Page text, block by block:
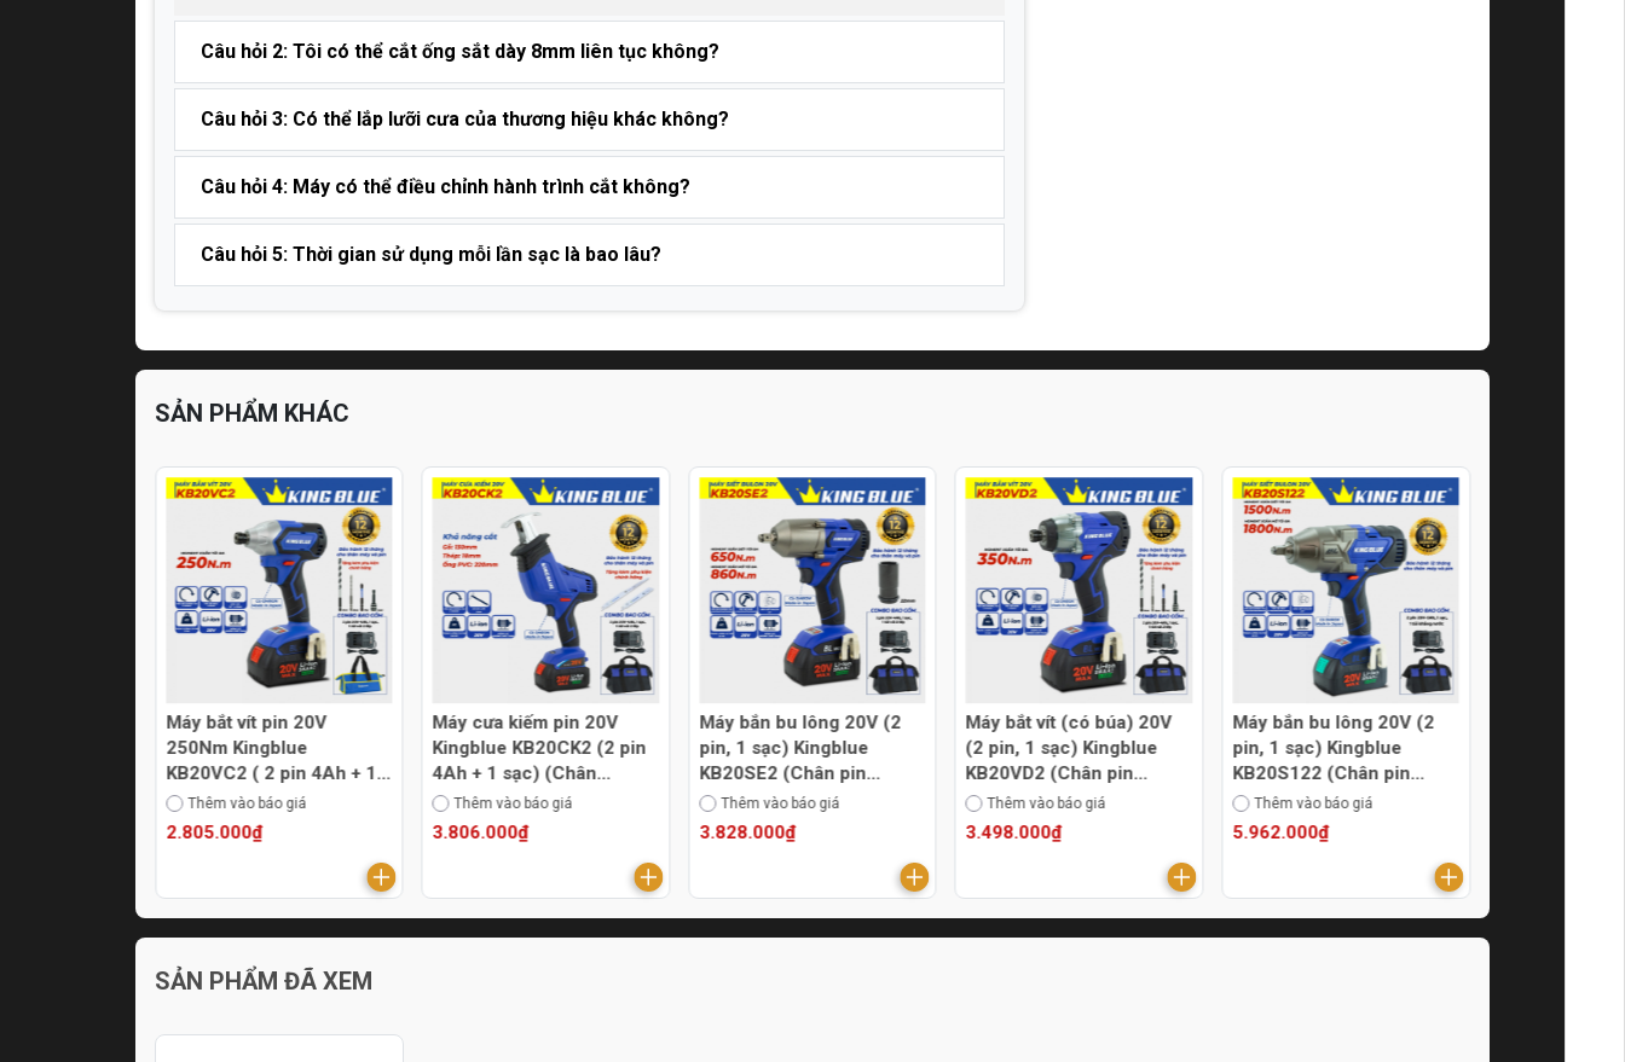
Câu hỏi 2: Tôi có thể cắt ống sắt dày 8mm liên tục không?
Câu hỏi 3: Có thể lắp lưỡi cưa của thương hiệu khác không?
Câu hỏi 4: Máy có thể điều chỉnh hành trình cắt không?
Câu hỏi 5: Thời gian sử dụng mỗi lần sạc là bao lâu?
SẢN PHẨM KHÁC
Máy bắt vít pin 20V
250Nm Kingblue
KB20VC2 ( 2 pin 4Ah + 1
sạc) (Chân Bosch)
Thêm vào báo giá
2.805.000₫
Máy cưa kiếm pin 20V
Kingblue KB20CK2 (2 pin
4Ah + 1 sạc) (Chân
Bosch)
Thêm vào báo giá
3.806.000₫
Máy bắn bu lông 20V (2
pin, 1 sạc) Kingblue
KB20SE2 (Chân pin
Bosch)
Thêm vào báo giá
3.828.000₫
Máy bắt vít (có búa) 20V
(2 pin, 1 sạc) Kingblue
KB20VD2 (Chân pin
Bosch)
Thêm vào báo giá
3.498.000₫
Máy bắn bu lông 20V (2
pin, 1 sạc) Kingblue
KB20S122 (Chân pin
Bosch)
Thêm vào báo giá
5.962.000₫
SẢN PHẨM ĐÃ XEM